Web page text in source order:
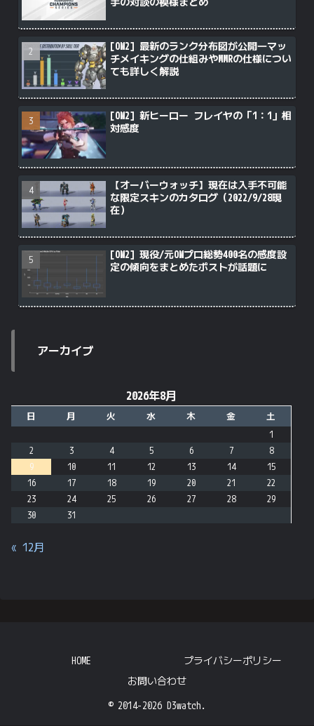
[OW2] 最新のランク分布図が公開―マッ
チメイキングの仕組みやMMRの仕様につい
ても詳しく解説
[OW2] 新ヒーロー フレイヤの「1：1」相
対感度
【オーバーウォッチ】現在は入手不可能
な限定スキンのカタログ（2022/9/28現
在）
[OW2] 現役/元OWプロ総勢400名の感度設
定の傾向をまとめたポストが話題に
アーカイブ
2026年8月
日 月 火 水 木 金
土
1
2
3 4 5 6 7
8
9
10 11 12 13 14
15
16
17 18 19 20 21
22
23
24 25 26 27 28
29
30
31
« 12月
HOME
プライバシーポリシー
お問い合わせ
© 2014-2026 D3watch.